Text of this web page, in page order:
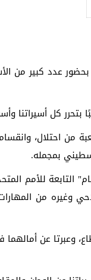
عدد كبير من
كل أسيراتنا
احتلال،
بمجمله.
التابعة للأمم
وغيره من
وعبرتا عن أمالهما